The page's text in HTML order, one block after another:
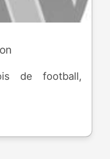
de football,